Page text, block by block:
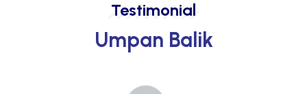
Testimonial
Umpan Balik